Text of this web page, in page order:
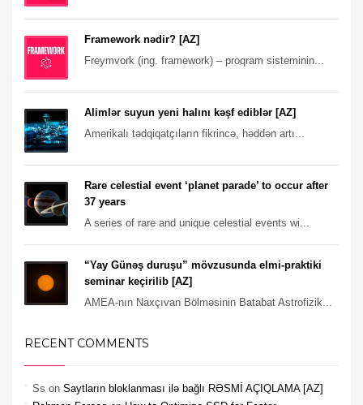
Framework nədir? [AZ]
Freymvork (ing. framework) – proqram sisteminin...
Alimlər suyun yeni halını kəşf ediblər [AZ]
Amerikalı tədqiqatçıların fikrincə, həddən artı...
Rare celestial event ‘planet parade’ to occur after
37 years
A series of rare and unique celestial events wi...
“Yay Günəş duruşu” mövzusunda elmi-praktiki
seminar keçirilib [AZ]
AMEA-nın Naxçıvan Bölməsinin Batabat Astrofizik...
RECENT COMMENTS
Ss on Saytların bloklanması ilə bağlı RƏSMİ AÇIQLAMA [AZ]